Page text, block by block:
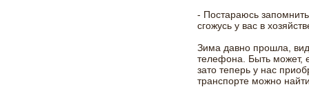
- Постараюсь
сгожусь у вас в
Зима давно прошла,
телефона. Быть может,
зато теперь у нас
транспорте можно